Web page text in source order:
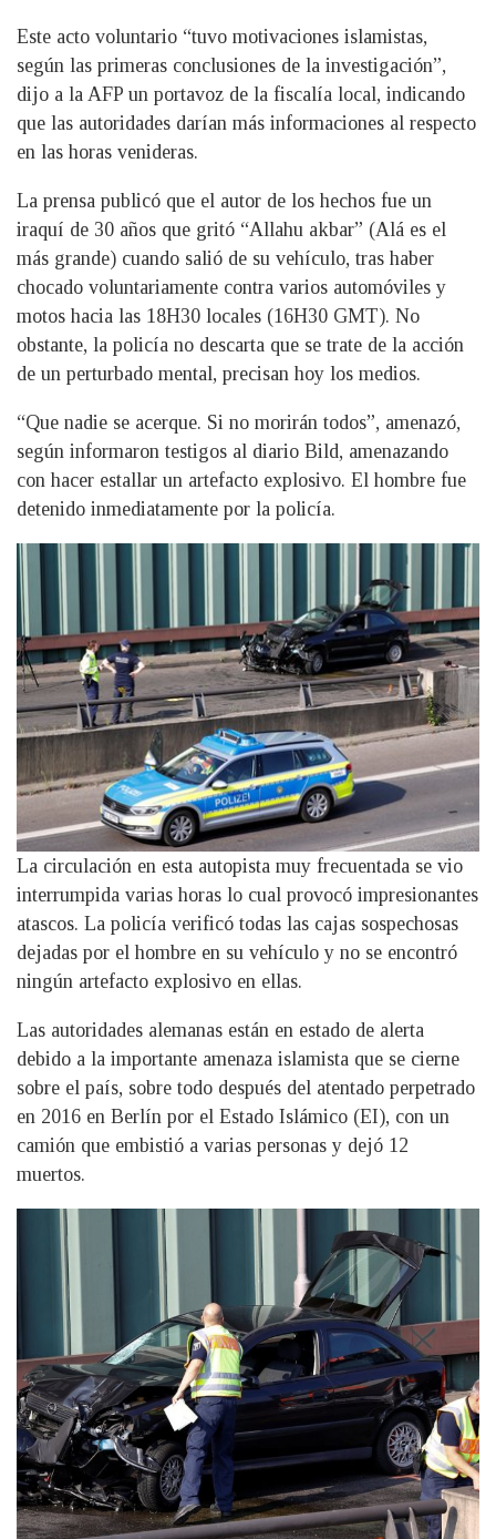
Este acto voluntario “tuvo motivaciones islamistas,
según las primeras conclusiones de la investigación”,
dijo a la AFP un portavoz de la fiscalía local, indicando
que las autoridades darían más informaciones al respecto
en las horas venideras.
La prensa publicó que el autor de los hechos fue un
iraquí de 30 años que gritó “Allahu akbar” (Alá es el
más grande) cuando salió de su vehículo, tras haber
chocado voluntariamente contra varios automóviles y
motos hacia las 18H30 locales (16H30 GMT). No
obstante, la policía no descarta que se trate de la acción
de un perturbado mental, precisan hoy los medios.
“Que nadie se acerque. Si no morirán todos”, amenazó,
según informaron testigos al diario Bild, amenazando
con hacer estallar un artefacto explosivo. El hombre fue
detenido inmediatamente por la policía.
La circulación en esta autopista muy frecuentada se vio
interrumpida varias horas lo cual provocó impresionantes
atascos. La policía verificó todas las cajas sospechosas
dejadas por el hombre en su vehículo y no se encontró
ningún artefacto explosivo en ellas.
Las autoridades alemanas están en estado de alerta
debido a la importante amenaza islamista que se cierne
sobre el país, sobre todo después del atentado perpetrado
en 2016 en Berlín por el Estado Islámico (EI), con un
camión que embistió a varias personas y dejó 12
muertos.